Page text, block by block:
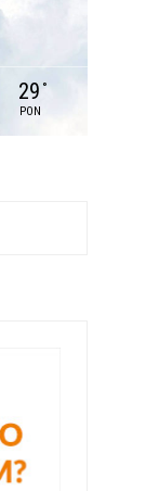
29 °
PON